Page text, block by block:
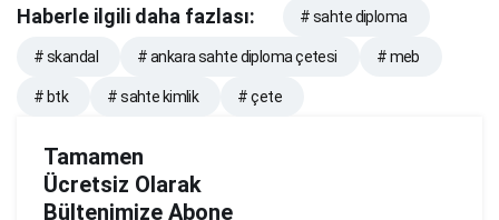
Haberle ilgili daha fazlası: # sahte diploma
# skandal # ankara sahte diploma çetesi # meb
# btk # sahte kimlik # çete
Tamamen
Ücretsiz Olarak
Bültenimize Abone